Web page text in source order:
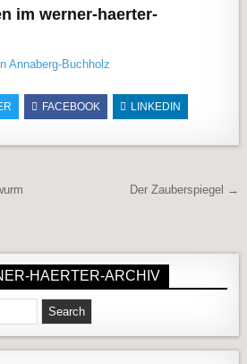
im werner-haerter-
Annaberg-Buchholz
FACEBOOK LINKEDIN
Der Zauberspiegel →
HAERTER-ARCHIV